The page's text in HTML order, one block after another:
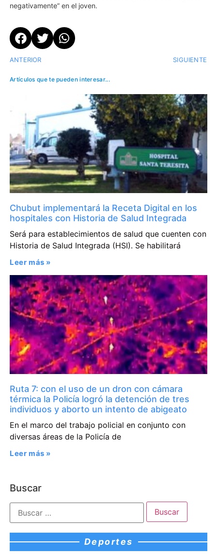
negativamente” en el joven.
ANTERIOR SIGUIENTE
Artículos que te pueden interesar...
Chubut implementará la Receta Digital en los
hospitales con Historia de Salud Integrada
Será para establecimientos de salud que cuenten con
Historia de Salud Integrada (HSI). Se habilitará
Leer más »
Ruta 7: con el uso de un dron con cámara
térmica la Policía logró la detención de tres
individuos y aborto un intento de abigeato
En el marco del trabajo policial en conjunto con
diversas áreas de la Policía de
Leer más »
Buscar
Deportes